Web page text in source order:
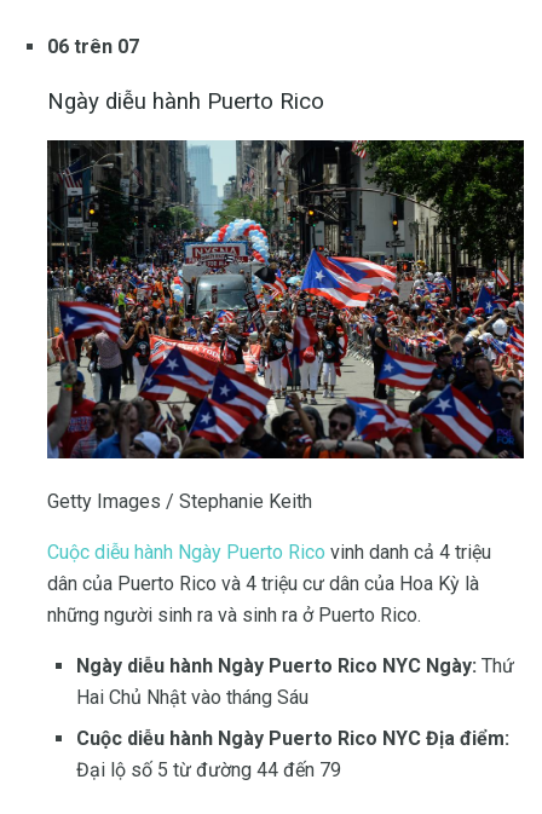
06 trên 07
Ngày diễu hành Puerto Rico
Getty Images / Stephanie Keith
Cuộc diễu hành Ngày Puerto Rico vinh danh cả 4 triệu
dân của Puerto Rico và 4 triệu cư dân của Hoa Kỳ là
những người sinh ra và sinh ra ở Puerto Rico.
Ngày diễu hành Ngày Puerto Rico NYC Ngày: Thứ
Hai Chủ Nhật vào tháng Sáu
Cuộc diễu hành Ngày Puerto Rico NYC Địa điểm:
Đại lộ số 5 từ đường 44 đến 79